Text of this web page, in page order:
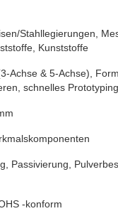
Stahllegierungen,
Kunststoffe
Achse & 5-Achse),
schnelles Prototyping
Passivierung,
-konform